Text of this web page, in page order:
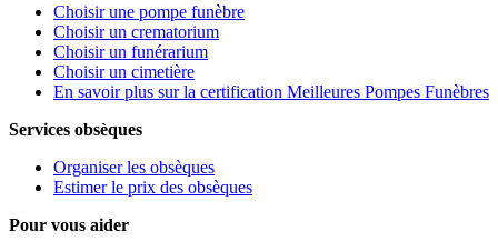
Choisir une pompe funèbre
Choisir un crematorium
Choisir un funérarium
Choisir un cimetière
En savoir plus sur la certification Meilleures Pompes Funèbres
Services obsèques
Organiser les obsèques
Estimer le prix des obsèques
Pour vous aider